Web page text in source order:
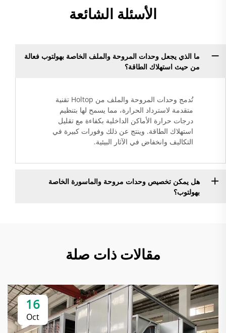
الأسئلة الشائعة
ما الذي يجعل وحدات المروحة والملف الخاصة بهولتوب فعالة
من حيث استهلاك الطاقة؟
تُدمج وحدات المروحة والملف من Holtop تقنية
متقدمة لاسترداد الحرارة، مما يسمح لها بتنظيم
درجات حرارة الأماكن الداخلية بكفاءة مع تقليل
استهلاك الطاقة. وينتج عن ذلك وفورات كبيرة في
التكاليف وانخفاض في الآثار البيئية.
هل يمكن تخصيص وحدات مروحة والماسورة الخاصة
بهولتوب؟
مقالات ذات صلة
16
Oct